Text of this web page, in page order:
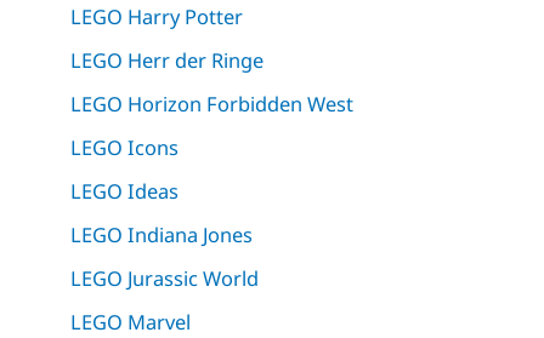
LEGO Harry Potter
LEGO Herr der Ringe
LEGO Horizon Forbidden West
LEGO Icons
LEGO Ideas
LEGO Indiana Jones
LEGO Jurassic World
LEGO Marvel